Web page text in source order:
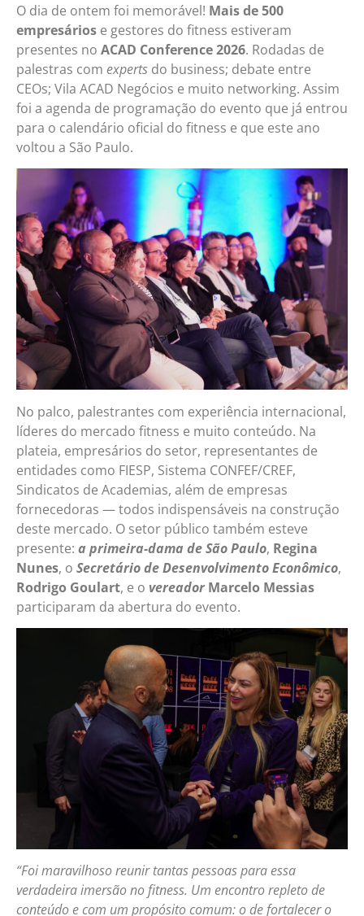
O dia de ontem foi memorável! Mais de 500
empresários e gestores do fitness estiveram
presentes no ACAD Conference 2026. Rodadas de
palestras com experts do business; debate entre
CEOs; Vila ACAD Negócios e muito networking. Assim
foi a agenda de programação do evento que já entrou
para o calendário oficial do fitness e que este ano
voltou a São Paulo.
No palco, palestrantes com experiência internacional,
líderes do mercado fitness e muito conteúdo. Na
plateia, empresários do setor, representantes de
entidades como FIESP, Sistema CONFEF/CREF,
Sindicatos de Academias, além de empresas
fornecedoras — todos indispensáveis na construção
deste mercado. O setor público também esteve
presente: a primeira-dama de São Paulo, Regina
Nunes, o Secretário de Desenvolvimento Econômico,
Rodrigo Goulart, e o vereadorMarcelo Messias
participaram da abertura do evento.
“Foi maravilhoso reunir tantas pessoas para essa
verdadeira imersão no fitness. Um encontro repleto de
conteúdo e com um propósito comum: o de fortalecer o